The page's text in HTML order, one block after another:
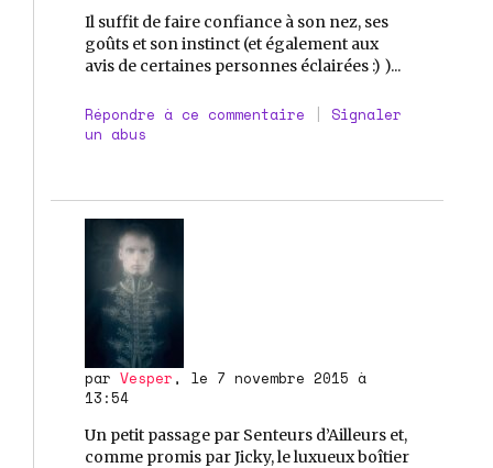
Il suffit de faire confiance à son nez, ses
goûts et son instinct (et également aux
avis de certaines personnes éclairées :) )...
Répondre à ce commentaire | Signaler
un abus
par Vesper , le 7 novembre 2015 à
13:54
Un petit passage par Senteurs d’Ailleurs et,
comme promis par Jicky, le luxueux boîtier